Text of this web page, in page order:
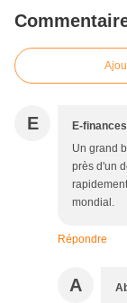
E E-finances
Un grand
près d'un
mondial.
Répondre
A